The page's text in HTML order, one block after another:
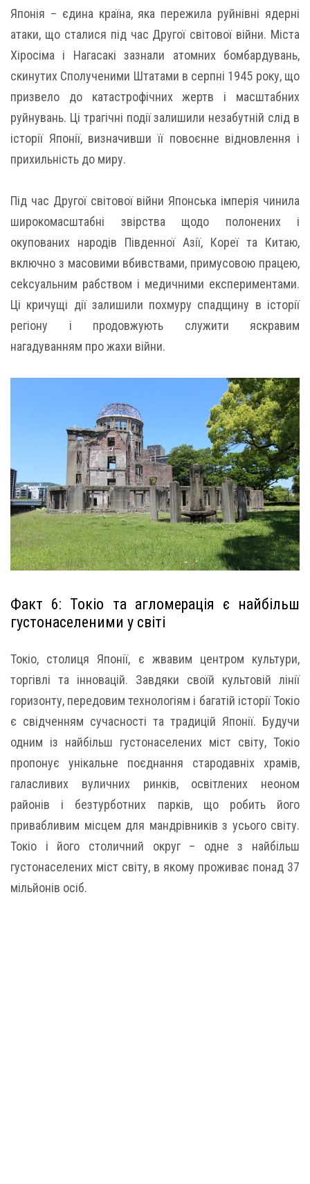
Японія – єдина країна, яка пережила руйнівні ядерні
атаки, що сталися під час Другої світової війни. Міста
Хіросіма і Нагасакі зазнали атомних бомбардувань,
скинутих Сполученими Штатами в серпні 1945 року, що
призвело до катастрофічних жертв і масштабних
руйнувань. Ці трагічні події залишили незабутній слід в
історії Японії, визначивши її повоєнне відновлення і
прихильність до миру.
Під час Другої світової війни Японська імперія чинила
широкомасштабні звірства щодо полонених і
окупованих народів Південної Азії, Кореї та Китаю,
включно з масовими вбивствами, примусовою працею,
сеkсуальним рабством і медичними експериментами.
Ці кричущі дії залишили похмуру спадщину в історії
регіону і продовжують служити яскравим
нагадуванням про жахи війни.
Факт 6: Токіо та агломерація є найбільш
густонаселеними у світі
Токіо, столиця Японії, є жвавим центром культури,
торгівлі та інновацій. Завдяки своїй культовій лінії
горизонту, передовим технологіям і багатій історії Токіо
є свідченням сучасності та традицій Японії. Будучи
одним із найбільш густонаселених міст світу, Токіо
пропонує унікальне поєднання стародавніх храмів,
галасливих вуличних ринків, освітлених неоном
районів і безтурботних парків, що робить його
привабливим місцем для мандрівників з усього світу.
Токіо і його столичний округ – одне з найбільш
густонаселених міст світу, в якому проживає понад 37
мільйонів осіб.